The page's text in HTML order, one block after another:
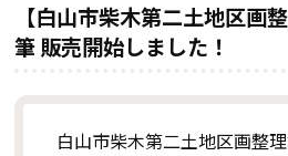
【白山市柴木第二土地区画
筆 販売開始しました！
白山市柴木第二土地区画整